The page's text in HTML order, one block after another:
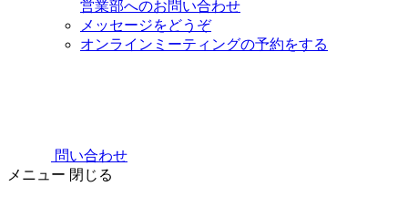
営業部へのお問い合わせ
メッセージをどうぞ
オンラインミーティングの予約をする
問い合わせ
メニュー 閉じる